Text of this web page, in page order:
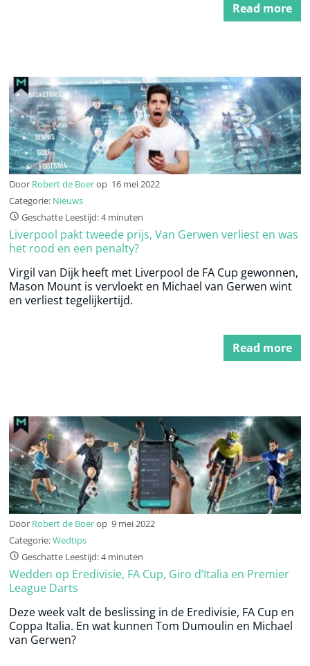
Read more
Door Robert de Boerop 16 mei 2022
Categorie: Nieuws
Geschatte Leestijd: 4 minuten
Liverpool pakt tweede prijs, Van Gerwen verliest en was
het rood en een penalty?
Virgil van Dijk heeft met Liverpool de FA Cup gewonnen,
Mason Mount is vervloekt en Michael van Gerwen wint
en verliest tegelijkertijd.
Read more
Door Robert de Boerop 9 mei 2022
Categorie:Wedtips
Geschatte Leestijd: 4 minuten
Wedden op Eredivisie, FA Cup, Giro d’Italia en Premier
League Darts
Deze week valt de beslissing in de Eredivisie, FA Cup en
Coppa Italia. En wat kunnen Tom Dumoulin en Michael
van Gerwen?